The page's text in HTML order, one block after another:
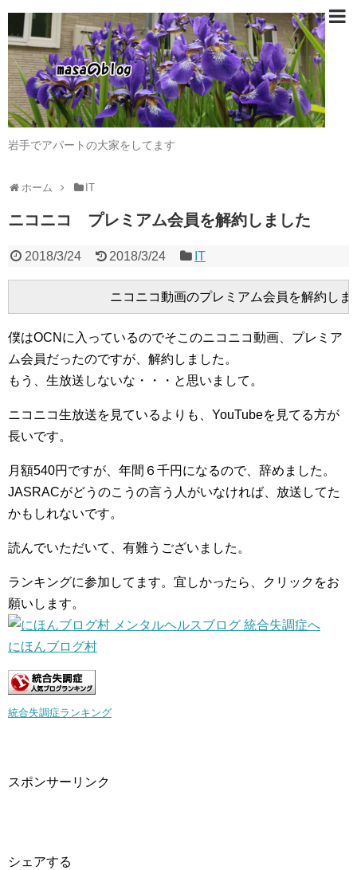
岩手でアパートの大家をしてます
ホーム IT
ニコニコ プレミアム会員を解約しました
2018/3/24 2018/3/24 IT
僕はOCNに入っているのでそこのニコニコ動画、プレミア
ム会員だったのですが、解約しました。
もう、生放送しないな・・・と思いまして。
ニコニコ生放送を見ているよりも、YouTubeを見てる方が
長いです。
月額540円ですが、年間６千円になるので、辞めました。
JASRACがどうのこうの言う人がいなければ、放送してた
かもしれないです。
読んでいただいて、有難うございました。
ランキングに参加してます。宜しかったら、クリックをお
願いします。
にほんブログ村
統合失調症ランキング
スポンサーリンク
シェアする